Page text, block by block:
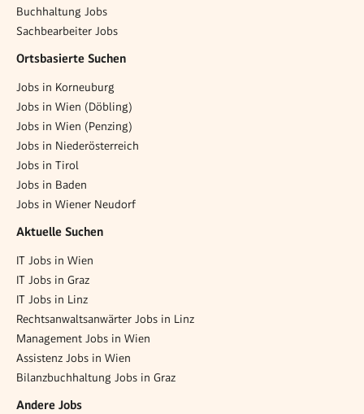
Buchhaltung Jobs
Sachbearbeiter Jobs
Ortsbasierte Suchen
Jobs in Korneuburg
Jobs in Wien (Döbling)
Jobs in Wien (Penzing)
Jobs in Niederösterreich
Jobs in Tirol
Jobs in Baden
Jobs in Wiener Neudorf
Aktuelle Suchen
IT Jobs in Wien
IT Jobs in Graz
IT Jobs in Linz
Rechtsanwaltsanwärter Jobs in Linz
Management Jobs in Wien
Assistenz Jobs in Wien
Bilanzbuchhaltung Jobs in Graz
Andere Jobs